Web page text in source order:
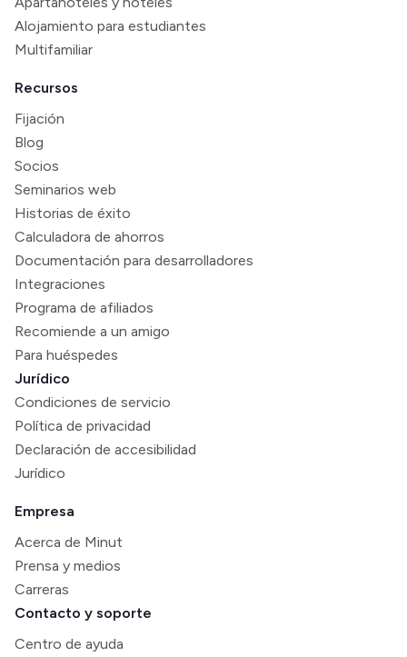
Alojamiento para estudiantes
Multifamiliar
Recursos
Fijación
Blog
Socios
Seminarios web
Historias de éxito
Calculadora de ahorros
Documentación para desarrolladores
Integraciones
Programa de afiliados
Recomiende a un amigo
Para huéspedes
Jurídico
Condiciones de servicio
Política de privacidad
Declaración de accesibilidad
Jurídico
Empresa
Acerca de Minut
Prensa y medios
Carreras
Contacto y soporte
Centro de ayuda